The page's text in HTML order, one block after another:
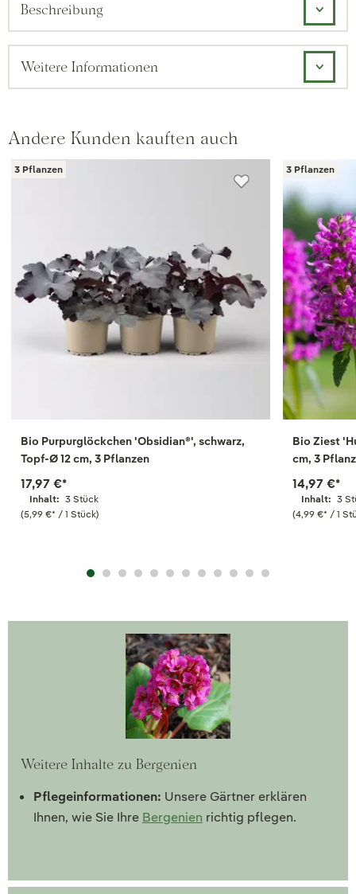
Beschreibung
Weitere Informationen
Andere Kunden kauften auch
3 Pflanzen
Bio Purpurglöckchen 'Obsidian®', schwarz,
Topf-Ø 12 cm, 3 Pflanzen
Inhalt: 3 Stück
(5,99 €* / 1 Stück)
17,97 €*
3 Pflanzen
Bio Ziest
cm, 3
Inhalt: 3
(4,99 €* / 1
14,97 €*
Weitere Inhalte zu Bergenien
Pflegeinformationen: Unsere Gärtner erklären
Ihnen, wie Sie Ihre Bergenien richtig pflegen.